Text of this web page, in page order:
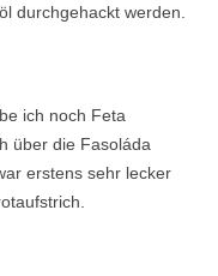
durchgehackt werden.
ich noch Feta
über die Fasoláda
erstens sehr lecker